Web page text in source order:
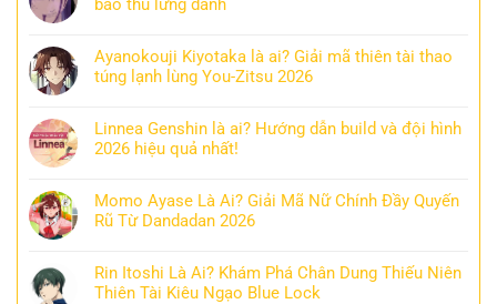
báo thù lừng danh
Ayanokouji Kiyotaka là ai? Giải mã thiên tài thao
túng lạnh lùng You-Zitsu 2026
Linnea Genshin là ai? Hướng dẫn build và đội hình
2026 hiệu quả nhất!
Momo Ayase Là Ai? Giải Mã Nữ Chính Đầy Quyến
Rũ Từ Dandadan 2026
Rin Itoshi Là Ai? Khám Phá Chân Dung Thiếu Niên
Thiên Tài Kiêu Ngạo Blue Lock